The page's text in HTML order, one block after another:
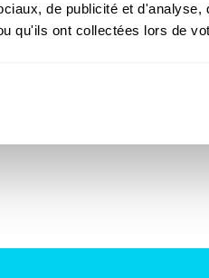
de publicité et
qu'ils ont collectées lors de